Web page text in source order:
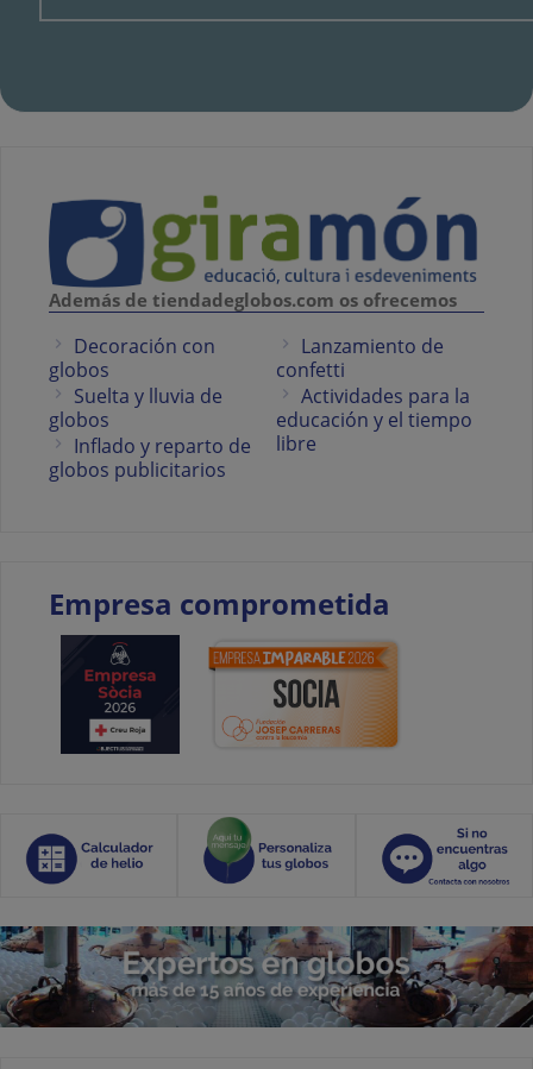
Además de tiendadeglobos.com os ofrecemos
Decoración con
globos
Suelta y lluvia de
globos
Inflado y reparto de
globos publicitarios
Lanzamiento de
confetti
Actividades para la
educación y el tiempo
libre
Empresa comprometida